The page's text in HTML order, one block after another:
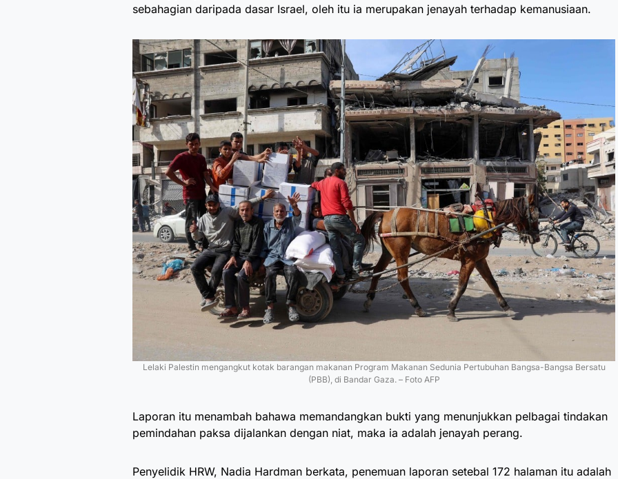
sebahagian daripada dasar Israel, oleh itu ia merupakan jenayah terhadap kemanusiaan.
Lelaki Palestin mengangkut kotak barangan makanan Program Makanan Sedunia Pertubuhan Bangsa-Bangsa Bersatu
(PBB), di Bandar Gaza. – Foto AFP
Laporan itu menambah bahawa memandangkan bukti yang menunjukkan pelbagai tindakan
pemindahan paksa dijalankan dengan niat, maka ia adalah jenayah perang.
Penyelidik HRW, Nadia Hardman berkata, penemuan laporan setebal 172 halaman itu adalah